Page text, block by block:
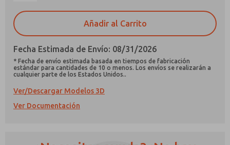
Añadir al Carrito
Fecha Estimada de Envío: 08/31/2026
* Fecha de envío estimada basada en tiempos de fabricación
estándar para cantidades de 10 o menos. Los envíos se realizarán a
cualquier parte de los Estados Unidos..
Ver/Descargar Modelos 3D
Ver Documentación
Envíenme actualizaciones periódicas sobre
características, capacidades del producto y
más.
*Sí, he leído la política de privacidad y acepto
que los datos que proporcione se recopilarán
y almacenarán electrónicamente. Mis datos se
utilizan únicamente con fines estrictamente
destinados a procesar y responder a mi
solicitud. Al enviar el formulario de contacto,